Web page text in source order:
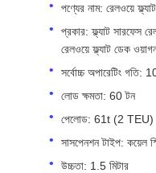
পণ্যের নাম: রেলওয়ে
প্রকার: ফ্ল্যাট সারফেস
রেলওয়ে ফ্ল্যাট ডেক
সর্বোচ্চ অপারেটিং গতি:
লোড ক্ষমতা: 60 টন
পেলোড: 61t (2 TEU)
সাসপেনশন টাইপ: কয়েল
উচ্চতা: 1.5 মিটার